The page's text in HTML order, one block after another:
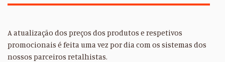
A atualização dos preços dos produtos e respetivos
promocionais é feita uma vez por dia com os sistemas dos
nossos parceiros retalhistas.